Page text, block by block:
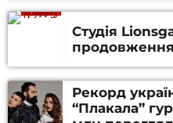
Студія
Рекорд
“Плакала”